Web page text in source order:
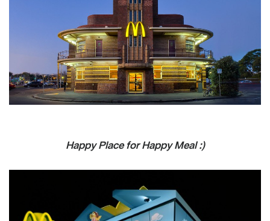
Happy Place for Happy Meal :)